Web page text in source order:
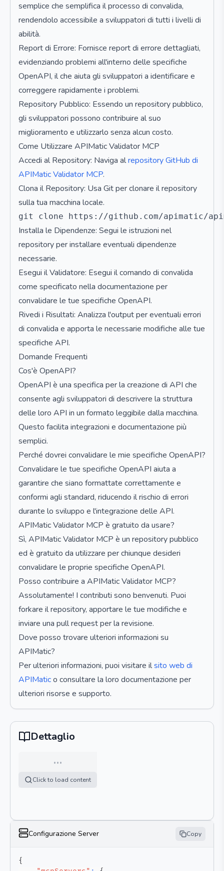
semplice che semplifica il processo di convalida,
rendendolo accessibile a sviluppatori di tutti i livelli di
abilità.
Report di Errore: Fornisce report di errore dettagliati,
evidenziando problemi all'interno delle specifiche
OpenAPI, il che aiuta gli sviluppatori a identificare e
correggere rapidamente i problemi.
Repository Pubblico: Essendo un repository pubblico,
gli sviluppatori possono contribuire al suo
miglioramento e utilizzarlo senza alcun costo.
Come Utilizzare APIMatic Validator MCP
Accedi al Repository: Naviga alrepository GitHub di
APIMatic Validator MCP.
Clona il Repository: Usa Git per clonare il repository
sulla tua macchina locale.
Installa le Dipendenze: Segui le istruzioni nel
repository per installare eventuali dipendenze
necessarie.
Esegui il Validatore: Esegui il comando di convalida
come specificato nella documentazione per
convalidare le tue specifiche OpenAPI.
Rivedi i Risultati: Analizza l'output per eventuali errori
di convalida e apporta le necessarie modifiche alle tue
specifiche API.
Domande Frequenti
Cos'è OpenAPI?
OpenAPI è una specifica per la creazione di API che
consente agli sviluppatori di descrivere la struttura
delle loro API in un formato leggibile dalla macchina.
Questo facilita integrazioni e documentazione più
semplici.
Perché dovrei convalidare le mie specifiche OpenAPI?
Convalidare le tue specifiche OpenAPI aiuta a
garantire che siano formattate correttamente e
conformi agli standard, riducendo il rischio di errori
durante lo sviluppo e l'integrazione delle API.
APIMatic Validator MCP è gratuito da usare?
Sì, APIMatic Validator MCP è un repository pubblico
ed è gratuito da utilizzare per chiunque desideri
convalidare le proprie specifiche OpenAPI.
Posso contribuire a APIMatic Validator MCP?
Assolutamente! I contributi sono benvenuti. Puoi
forkare il repository, apportare le tue modifiche e
inviare una pull request per la revisione.
Dove posso trovare ulteriori informazioni su
APIMatic?
Per ulteriori informazioni, puoi visitare ilsito web di
APIMatico consultare la loro documentazione per
ulteriori risorse e supporto.
Dettaglio
…
Click to load content
Configurazione Server Copy
{